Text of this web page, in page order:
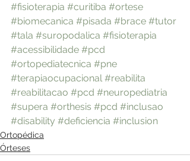
#fisioterapia #curitiba #ortese
#biomecanica #pisada #brace #tutor
#tala #suropodalica #fisioterapia
#acessibilidade #pcd
#ortopediatecnica #pne
#terapiaocupacional #reabilita
#reabilitacao #pcd #neuropediatria
#supera #orthesis #pcd #inclusao
#disability #deficiencia #inclusion
Ortopédica
Órteses